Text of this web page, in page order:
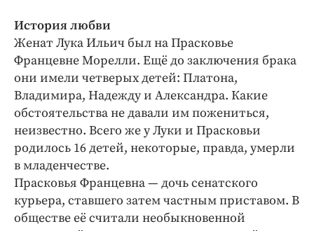
История любви
Женат Лука Ильич был на Прасковье
Францевне Морелли. Ещё до заключения брака
они имели четверых детей: Платона,
Владимира, Надежду и Александра. Какие
обстоятельства не давали им пожениться,
неизвестно. Всего же у Луки и Прасковьи
родилось 16 детей, некоторые, правда, умерли
в младенчестве.
Прасковья Францевна — дочь сенатского
курьера, ставшего затем частным приставом. В
обществе её считали необыкновенной